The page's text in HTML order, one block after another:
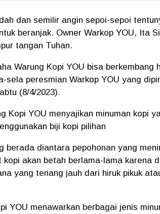
dan semilir angin sepoi-sepoi
beranjak. Owner Warkop YOU, Ita
tangan Tuhan.
Warung Kopi YOU bisa berkembang
sela peresmian Warkop YOU yang
(8/4/2023).
Kopi YOU menyajikan minuman kopi
biji kopi pilihan
berada diantara pepohonan yang
kopi akan betah berlama-lama karena
yang tenang jauh dari hiruk pikuk
YOU menawarkan berbagai jenis